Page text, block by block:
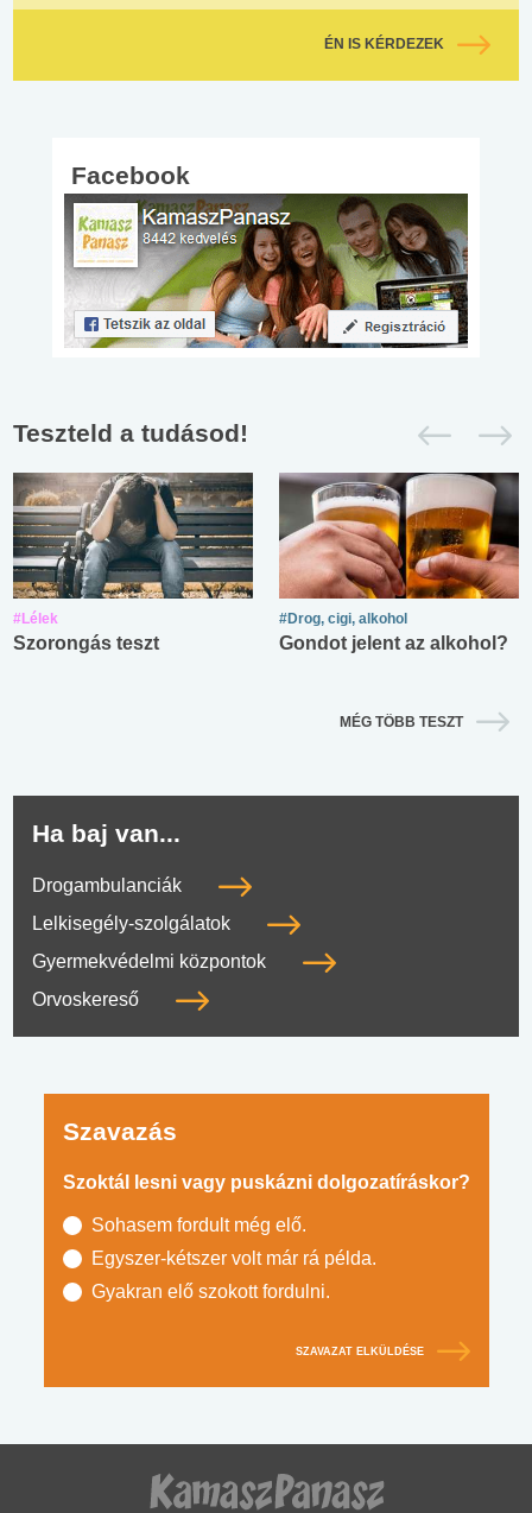
ÉN IS KÉRDEZEK
Facebook
Teszteld a tudásod!
#Lélek
Szorongás teszt
#Drog, cigi, alkohol
Gondot jelent az alkohol?
MÉG TÖBB TESZT
Ha baj van...
Drogambulanciák
Lelkisegély-szolgálatok
Gyermekvédelmi központok
Orvoskereső
Szavazás
Szoktál lesni vagy puskázni dolgozatíráskor?
Sohasem fordult még elő.
Egyszer-kétszer volt már rá példa.
Gyakran elő szokott fordulni.
SZAVAZAT ELKÜLDÉSE